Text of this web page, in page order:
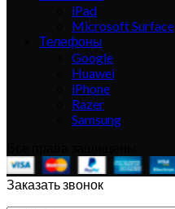
iPad
Microsoft Surface
Телефоны
Google
Huawei
iPhone
Razer
Samsung
Заказать звонок